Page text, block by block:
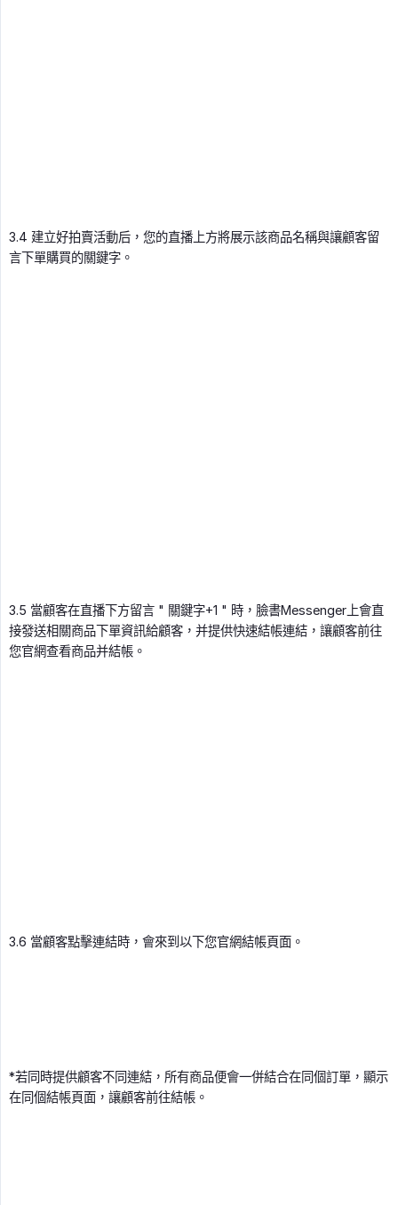
3.4 建立好拍賣活動后，您的直播上方將展示該商品名稱與讓顧客留
言下單購買的關鍵字。
3.5 當顧客在直播下方留言 " 關鍵字+1 " 時，臉書Messenger上會直
接發送相關商品下單資訊給顧客，并提供快速結帳連結，讓顧客前往
您官網查看商品并結帳。
3.6 當顧客點擊連結時，會來到以下您官網結帳頁面。
*若同時提供顧客不同連結，所有商品便會一併結合在同個訂單，顯示
在同個結帳頁面，讓顧客前往結帳。